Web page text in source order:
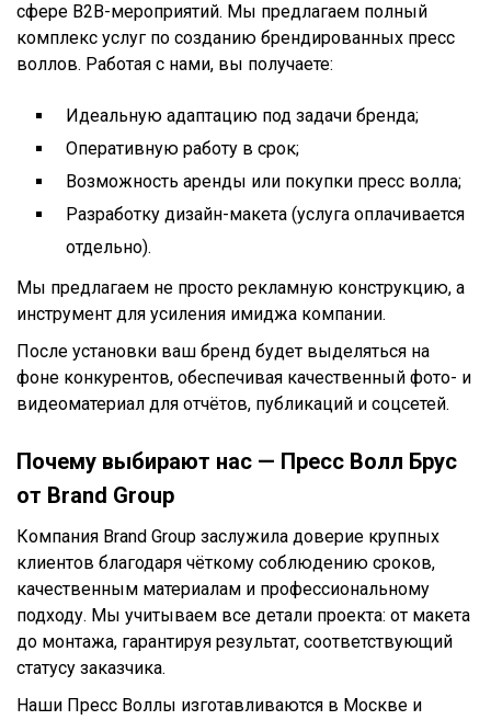
сфере B2B-мероприятий. Мы предлагаем полный
комплекс услуг по созданию брендированных пресс
воллов. Работая с нами, вы получаете:
Идеальную адаптацию под задачи бренда;
Оперативную работу в срок;
Возможность аренды или покупки пресс волла;
Разработку дизайн-макета (услуга оплачивается
отдельно).
Мы предлагаем не просто рекламную конструкцию, а
инструмент для усиления имиджа компании.
После установки ваш бренд будет выделяться на
фоне конкурентов, обеспечивая качественный фото- и
видеоматериал для отчётов, публикаций и соцсетей.
Почему выбирают нас — Пресс Волл Брус
от Brand Group
Компания Brand Group заслужила доверие крупных
клиентов благодаря чёткому соблюдению сроков,
качественным материалам и профессиональному
подходу. Мы учитываем все детали проекта: от макета
до монтажа, гарантируя результат, соответствующий
статусу заказчика.
Наши Пресс Воллы изготавливаются в Москве и